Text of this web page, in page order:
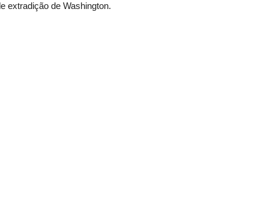
extradição de Washington.